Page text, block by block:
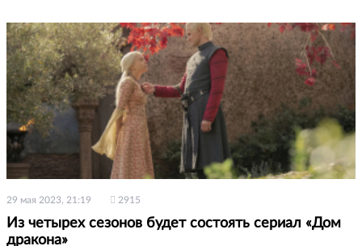
29 мая 2023, 21:19 2915
Из четырех сезонов будет состоять сериал «Дом
дракона»